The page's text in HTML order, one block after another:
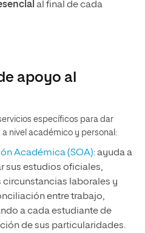
al final de cada
apoyo al
específicos para dar
nivel académico y personal:
Académica (SOA): ayuda a
sus estudios oficiales,
circunstancias laborales y
entre trabajo,
a cada estudiante de
de sus particularidades.